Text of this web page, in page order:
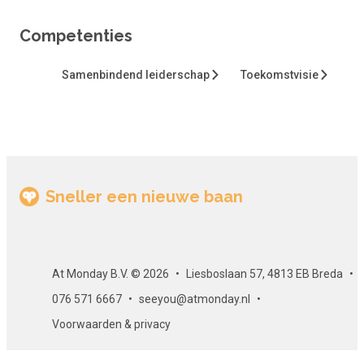
Competenties
Samenbindend leiderschap Toekomstvisie
Sneller een nieuwe baan
At Monday B.V. © 2026
Liesboslaan 57, 4813 EB Breda
076 571 6667
seeyou@atmonday.nl
Voorwaarden & privacy